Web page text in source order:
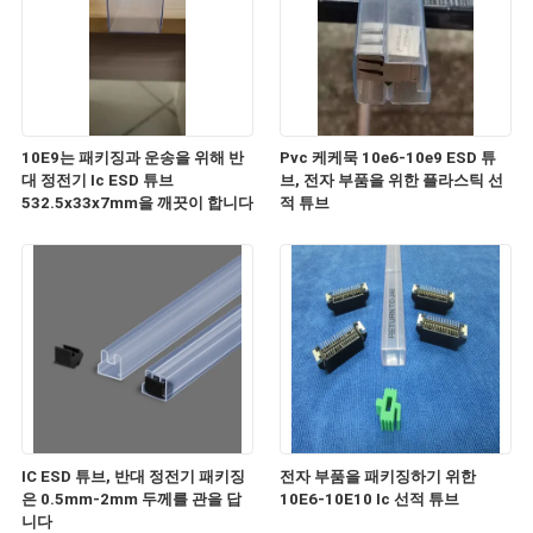
10E9는 패키징과 운송을 위해 반
대 정전기 Ic ESD 튜브
532.5x33x7mm을 깨끗이 합니다
Pvc 케케묵 10e6-10e9 ESD 튜
브, 전자 부품을 위한 플라스틱 선
적 튜브
IC ESD 튜브, 반대 정전기 패키징
은 0.5mm-2mm 두께를 관을 답
니다
전자 부품을 패키징하기 위한
10E6-10E10 Ic 선적 튜브